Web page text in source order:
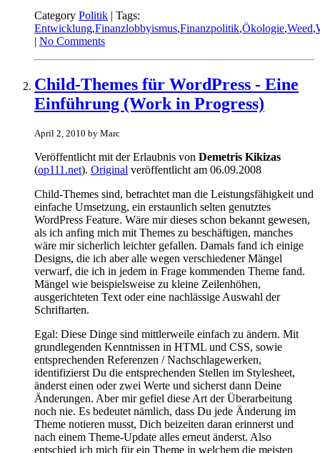
Category Politik | Tags:
Entwicklung,Finanzlobbyismus,Finanzpolitik,Ökologie,Weed,
| No Comments
Child-Themes für WordPress - Eine
Einführung (Work in Progress)
April 2, 2010 by Marc
Veröffentlicht mit der Erlaubnis von Demetris Kikizas
(op111.net). Original veröffentlicht am 06.09.2008
Child-Themes sind, betrachtet man die Leistungsfähigkeit und
einfache Umsetzung, ein erstaunlich selten genutztes
WordPress Feature. Wäre mir dieses schon bekannt gewesen,
als ich anfing mich mit Themes zu beschäftigen, manches
wäre mir sicherlich leichter gefallen. Damals fand ich einige
Designs, die ich aber alle wegen verschiedener Mängel
verwarf, die ich in jedem in Frage kommenden Theme fand.
Mängel wie beispielsweise zu kleine Zeilenhöhen,
ausgerichteten Text oder eine nachlässige Auswahl der
Schriftarten.
Egal: Diese Dinge sind mittlerweile einfach zu ändern. Mit
grundlegenden Kenntnissen in HTML und CSS, sowie
entsprechenden Referenzen / Nachschlagewerken,
identifizierst Du die entsprechenden Stellen im Stylesheet,
änderst einen oder zwei Werte und sicherst dann Deine
Änderungen. Aber mir gefiel diese Art der Überarbeitung
noch nie. Es bedeutet nämlich, dass Du jede Änderung im
Theme notieren musst, Dich beizeiten daran erinnerst und
nach einem Theme-Update alles erneut änderst. Also
entschied ich mich für ein Theme in welchem die meisten